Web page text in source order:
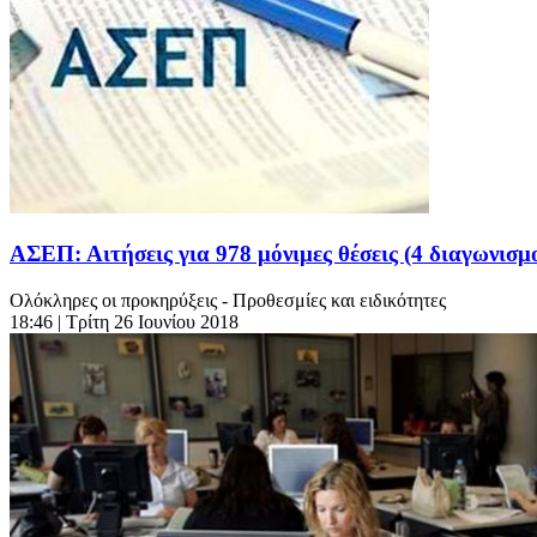
ΑΣΕΠ: Αιτήσεις για 978 μόνιμες θέσεις (4
Ολόκληρες οι προκηρύξεις - Προθεσμίες και ειδικότητες
18:46 | Τρίτη 26 Ιουνίου 2018